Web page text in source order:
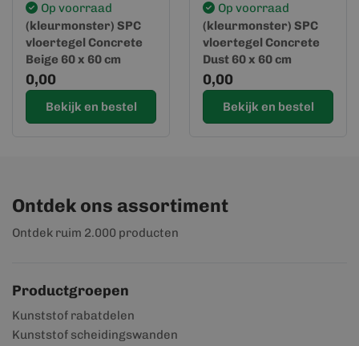
Op voorraad
(kleurmonster) SPC
vloertegel Concrete
Beige 60 x 60 cm
0,00
Bekijk en bestel
Op voorraad
(kleurmonster) SPC
vloertegel Concrete
Dust 60 x 60 cm
0,00
Bekijk en bestel
Ontdek ons assortiment
Ontdek ruim 2.000 producten
Productgroepen
Kunststof rabatdelen
Kunststof scheidingswanden